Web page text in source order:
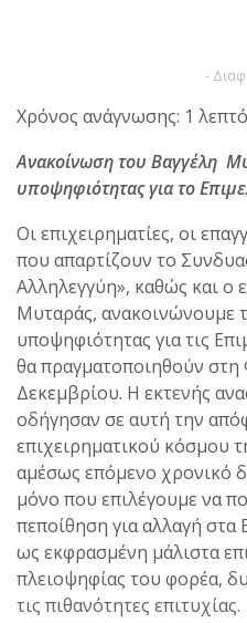
-
Χρόνος ανάγνωσης: 1 λεπτό
Ανακοίνωση του Βαγγέλη
υποψηφιότητας για το
Οι επιχειρηματίες, οι
που απαρτίζουν το
Αλληλεγγύη», καθώς και ο
Μυταράς, ανακοινώνουμε
υποψηφιότητας για τις
θα πραγματοποιηθούν στη
Δεκεμβρίου. Η εκτενής
οδήγησαν σε αυτή την
επιχειρηματικού κόσμου
αμέσως επόμενο χρονικό
μόνο που επιλέγουμε να
πεποίθηση για αλλαγή
ως εκφρασμένη μάλιστα
πλειοψηφίας του φορέα,
τις πιθανότητες επιτυχίας.